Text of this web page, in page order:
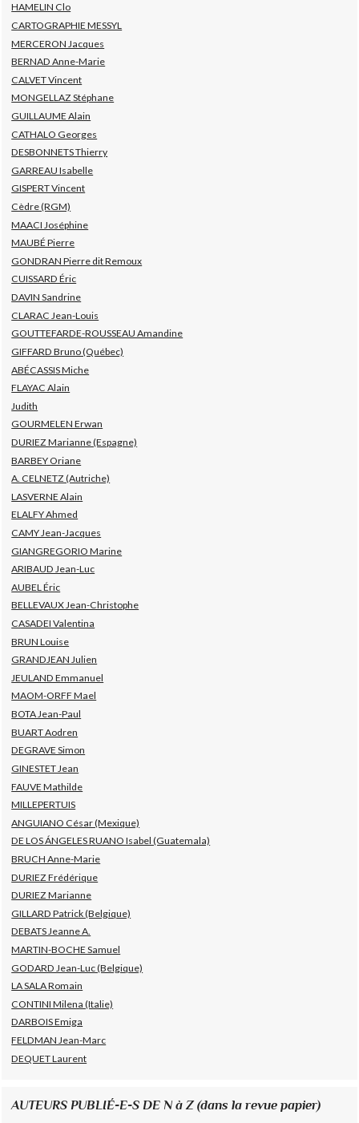
HAMELIN Clo
CARTOGRAPHIE MESSYL
MERCERON Jacques
BERNAD Anne-Marie
CALVET Vincent
MONGELLAZ Stéphane
GUILLAUME Alain
CATHALO Georges
DESBONNETS Thierry
GARREAU Isabelle
GISPERT Vincent
Cèdre (RGM)
MAACI Joséphine
MAUBÉ Pierre
GONDRAN Pierre dit Remoux
CUISSARD Éric
DAVIN Sandrine
CLARAC Jean-Louis
GOUTTEFARDE-ROUSSEAU Amandine
GIFFARD Bruno (Québec)
ABÉCASSIS Miche
FLAYAC Alain
Judith
GOURMELEN Erwan
DURIEZ Marianne (Espagne)
BARBEY Oriane
A. CELNETZ (Autriche)
LASVERNE Alain
ELALFY Ahmed
CAMY Jean-Jacques
GIANGREGORIO Marine
ARIBAUD Jean-Luc
AUBEL Éric
BELLEVAUX Jean-Christophe
CASADEI Valentina
BRUN Louise
GRANDJEAN Julien
JEULAND Emmanuel
MAOM-ORFF Mael
BOTA Jean-Paul
BUART Aodren
DEGRAVE Simon
GINESTET Jean
FAUVE Mathilde
MILLEPERTUIS
ANGUIANO César (Mexique)
DE LOS ÁNGELES RUANO Isabel (Guatemala)
BRUCH Anne-Marie
DURIEZ Frédérique
DURIEZ Marianne
GILLARD Patrick (Belgique)
DEBATS Jeanne A.
MARTIN-BOCHE Samuel
GODARD Jean-Luc (Belgique)
LA SALA Romain
CONTINI Milena (Italie)
DARBOIS Emiga
FELDMAN Jean-Marc
DEQUET Laurent
AUTEURS PUBLIÉ-E-S DE N à Z (dans la revue papier)